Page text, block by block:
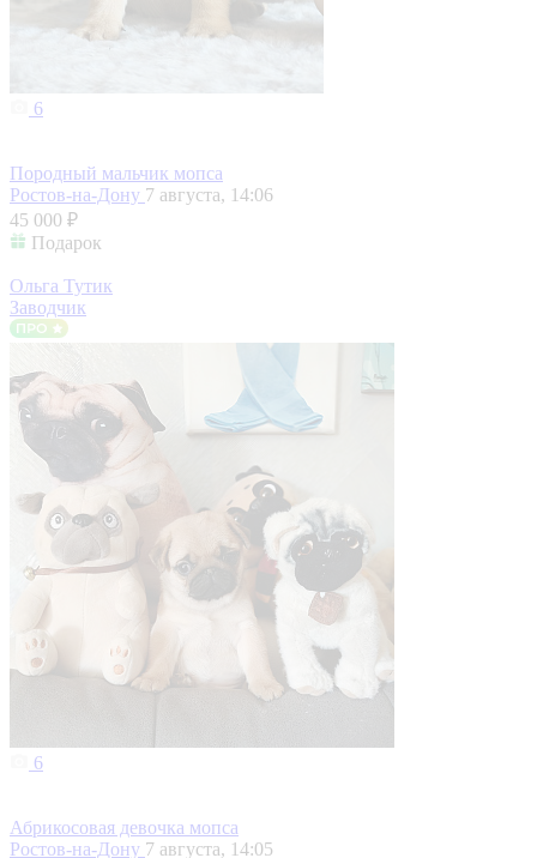
6
Породный мальчик мопса
Ростов-на-Дону 7 августа, 14:06
45 000 ₽
Подарок
Ольга Тутик
Заводчик
6
Абрикосовая девочка мопса
Ростов-на-Дону 7 августа, 14:05